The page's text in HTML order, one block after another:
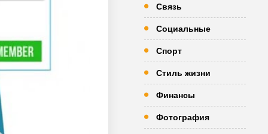
Связь
Социальные
Спорт
Стиль жизни
Финансы
Фотография